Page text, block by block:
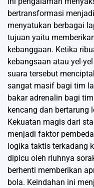
bertransformasi
menyatukan berbagai
tujuan yaitu
kebanggaan. Ketika
kebangsaan atau yel-
suara tersebut
sangat masif bagi tim
bakar adrenalin bagi
kencang dan bertarung
Kekuatan magis dari
menjadi faktor
logika taktis terkadang
dipicu oleh riuhnya
berhenti memberikan
bola. Keindahan ini